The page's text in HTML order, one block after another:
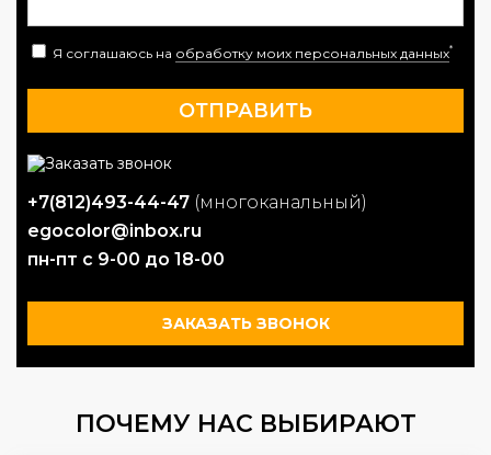
Я соглашаюсь на обработку моих персональных данных*
+7(812)493-44-47 (многоканальный)
egocolor@inbox.ru
пн-пт с 9-00 до 18-00
ЗАКАЗАТЬ ЗВОНОК
ПОЧЕМУ НАС ВЫБИРАЮТ